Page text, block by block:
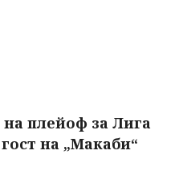
плейоф за Лига
на „Макаби“